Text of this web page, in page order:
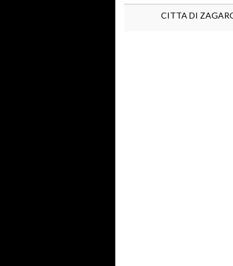
CITTA DI